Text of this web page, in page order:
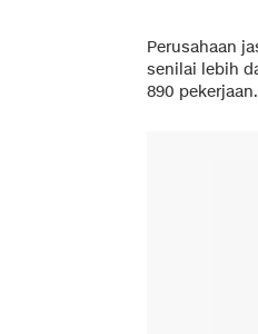
Perusahaan
senilai lebih
890 pekerjaan.